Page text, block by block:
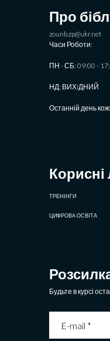
Про
zounb.zp@ukr.net
Часи Роботи:
ПН - СБ: 09:00 -
НД: ВИХIДНИЙ
Останній день
Корисні
ТРЕНІНГИ
ЦИФРОВА ОСВІТА
Будьте в курсі